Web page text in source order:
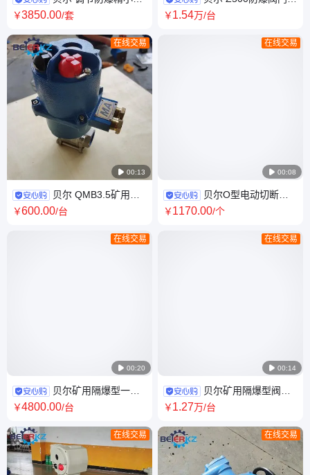
电动球阀Q941F-16C DN150
￥3850.00/套
 00:13
在线交易
贝尔 QMB3.5矿用隔
爆型阀门电动装置AC127V一体
￥600.00/台
 00:20
在线交易
贝尔矿用隔爆型一体
式电动装置ZBY20-24(A)
￥4800.00/台
在线交易
动装置开关控制DZB500隔爆型
￥1.54万/台
 00:08
在线交易
贝尔O型电动切断阀
Q941F-16C DN65电动切断球
￥1170.00/个
 00:14
在线交易
贝尔矿用隔爆型阀门
电动装置控制箱485接口KXB-
￥1.27万/台
在线交易